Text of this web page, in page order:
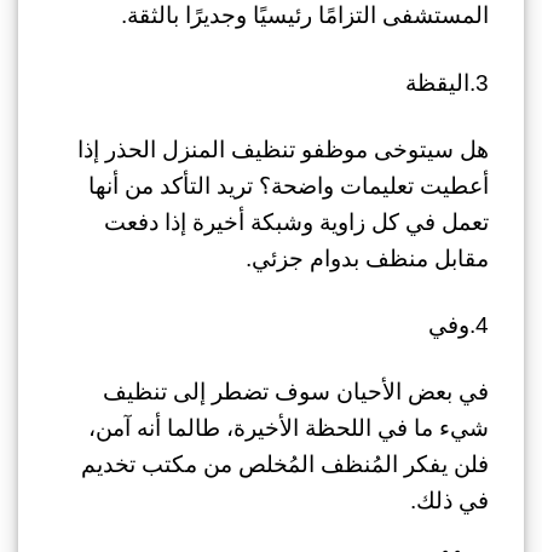
المستشفى التزامًا رئيسيًا وجديرًا بالثقة.
3.اليقظة
هل سيتوخى موظفو تنظيف المنزل الحذر إذا
أعطيت تعليمات واضحة؟ تريد التأكد من أنها
تعمل في كل زاوية وشبكة أخيرة إذا دفعت
مقابل منظف بدوام جزئي.
4.وفي
في بعض الأحيان سوف تضطر إلى تنظيف
شيء ما في اللحظة الأخيرة، طالما أنه آمن،
فلن يفكر المُنظف المُخلص من مكتب تخديم
في ذلك.